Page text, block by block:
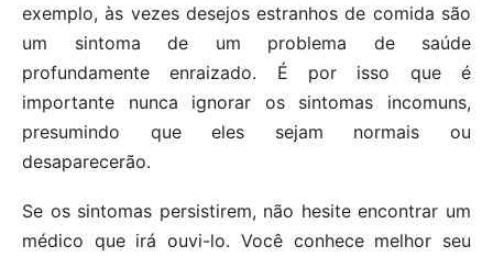
exemplo, às vezes desejos estranhos de comida são
um sintoma de um problema de saúde
profundamente enraizado. É por isso que é
importante nunca ignorar os sintomas incomuns,
presumindo que eles sejam normais ou
desaparecerão.
Se os sintomas persistirem, não hesite encontrar um
médico que irá ouvi-lo. Você conhece melhor seu